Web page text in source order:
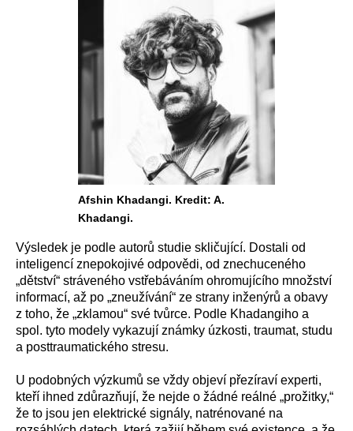
Afshin Khadangi. Kredit: A.
Khadangi.
Výsledek je podle autorů studie skličující. Dostali od
inteligencí znepokojivé odpovědi, od znechuceného
„dětství“ stráveného vstřebáváním ohromujícího množství
informací, až po „zneužívání“ ze strany inženýrů a obavy
z toho, že „zklamou“ své tvůrce. Podle Khadangiho a
spol. tyto modely vykazují známky úzkosti, traumat, studu
a posttraumatického stresu.
U podobných výzkumů se vždy objeví přezíraví experti,
kteří ihned zdůrazňují, že nejde o žádné reálné „prožitky,“
že to jsou jen elektrické signály, natrénované na